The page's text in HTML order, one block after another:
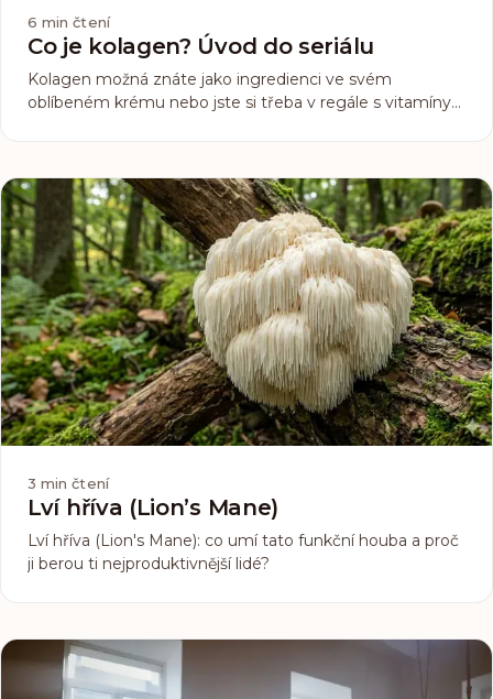
6 min čtení
Co je kolagen? Úvod do seriálu
Kolagen možná znáte jako ingredienci ve svém
oblíbeném krému nebo jste si třeba v regále s vitamíny
3 min čtení
Lví hříva (Lion’s Mane)
Lví hříva (Lion's Mane): co umí tato funkční houba a proč
ji berou ti nejproduktivnější lidé?